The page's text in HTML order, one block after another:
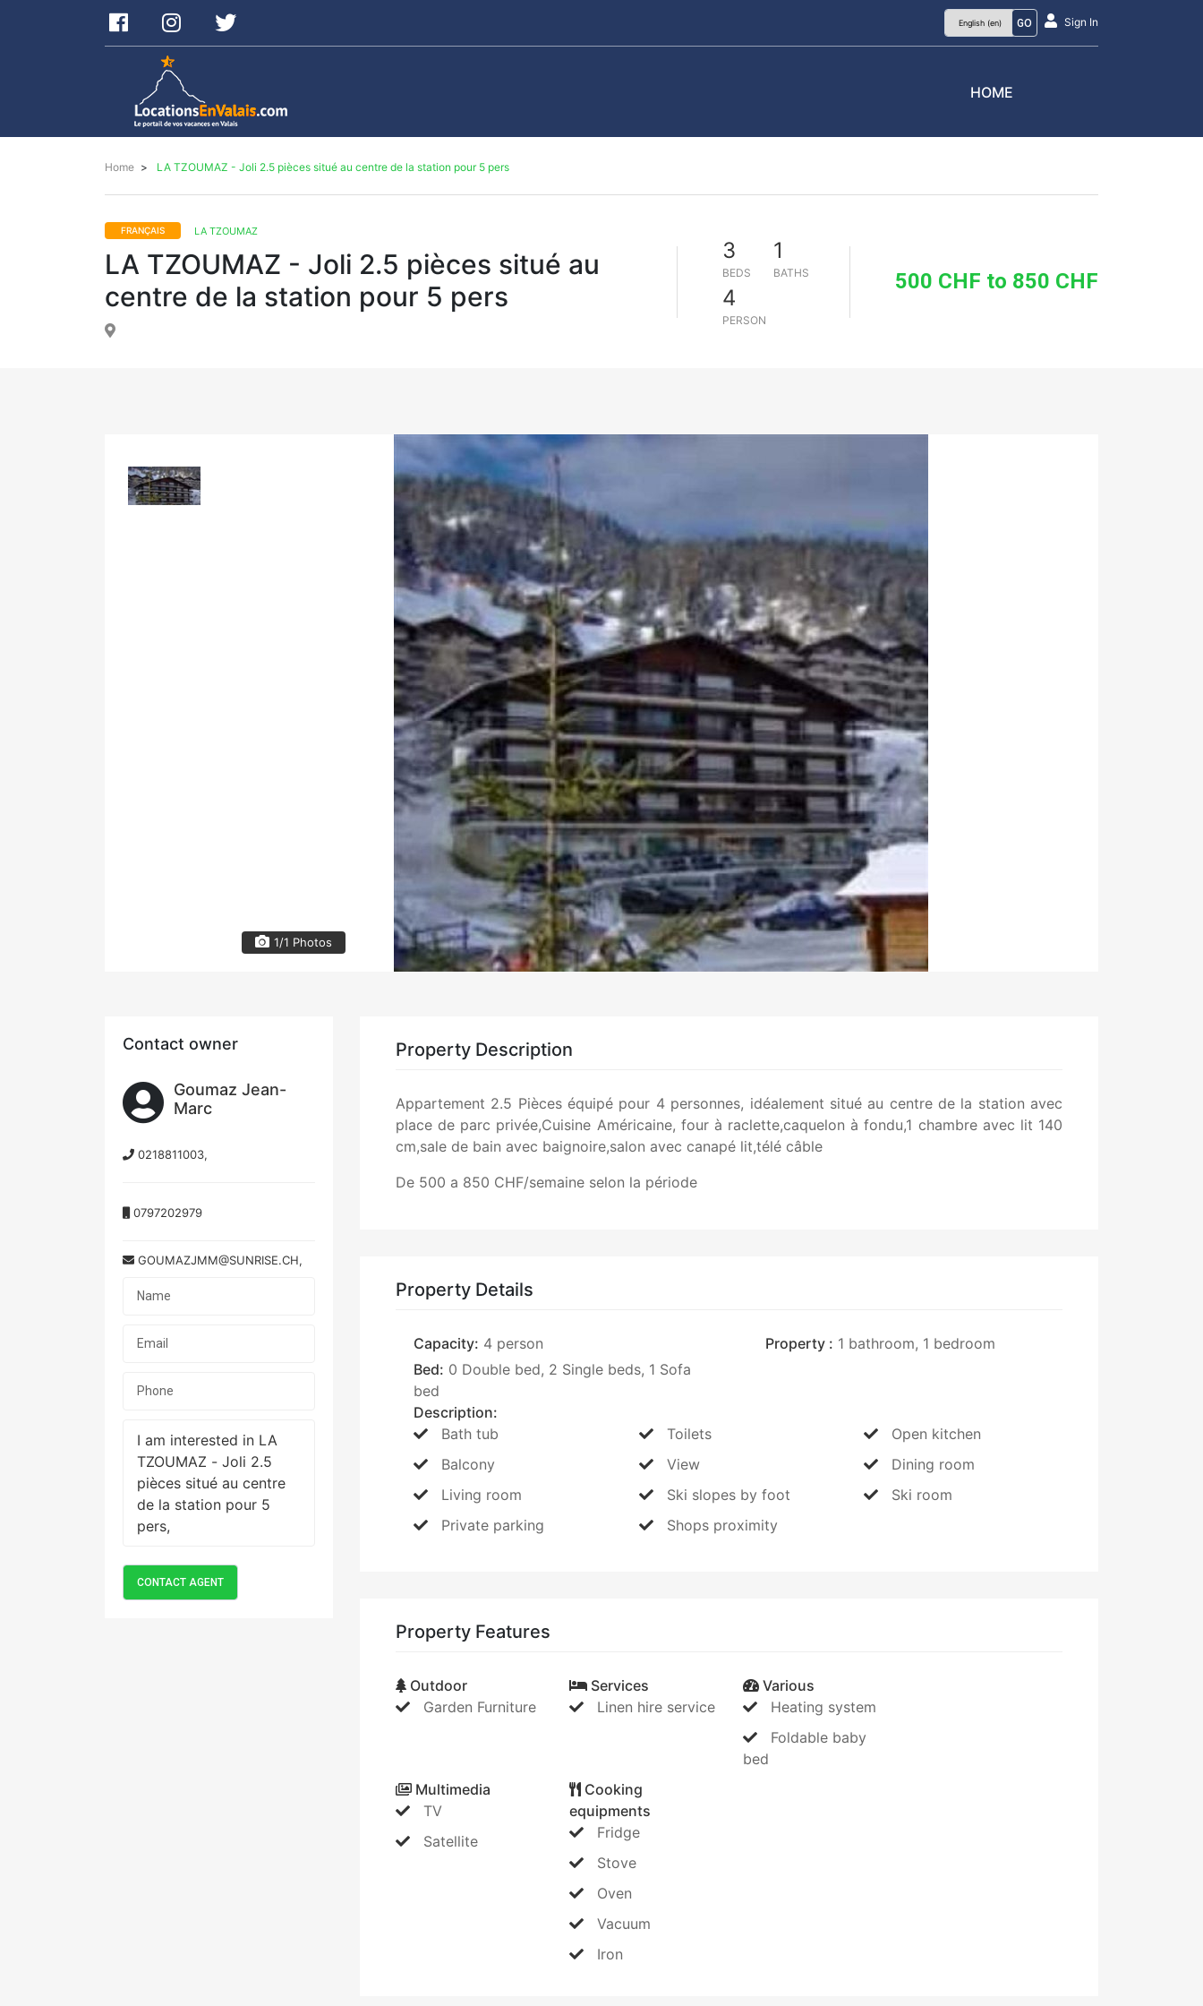
GO Sign In
Locations
Envalais
HOME
Home LA TZOUMAZ - Joli 2.5 pièces situé au centre de la station pour 5 pers
FRANÇAIS LA TZOUMAZ
LA TZOUMAZ - Joli 2.5 pièces situé au
centre de la station pour 5 pers
3
BEDS
1
BATHS
4
PERSON
500 CHF to 850 CHF
1/1 Photos
Contact owner
Goumaz Jean-
Marc
0218811003,
0797202979
GOUMAZJMM@SUNRISE.CH,
Property Description
Appartement 2.5 Pièces équipé pour 4 personnes, idéalement situé au centre de la station avec
place de parc privée,Cuisine Américaine, four à raclette,caquelon à fondu,1 chambre avec lit 140
cm,sale de bain avec baignoire,salon avec canapé lit,télé câble
De 500 a 850 CHF/semaine selon la période
Property Details
Capacity: 4 person
Bed: 0 Double bed, 2 Single beds, 1 Sofa
bed
Property : 1 bathroom, 1 bedroom
Description:
Bath tub
Toilets
Open kitchen
Balcony
View
Dining room
Living room
Ski slopes by foot
Ski room
Private parking
Shops proximity
Property Features
Outdoor
Garden Furniture
Services
Linen hire service
Various
Heating system
Foldable baby
bed
Multimedia
TV
Satellite
Cooking
equipments
Fridge
Stove
Oven
Vacuum
Iron